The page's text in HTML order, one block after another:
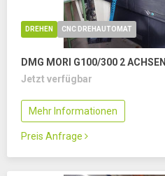
DREHEN CNC DREHAUTOMAT
DMG MORI G100/300 2 ACHSEN
Jetzt verfügbar
Mehr Informationen
Preis Anfrage